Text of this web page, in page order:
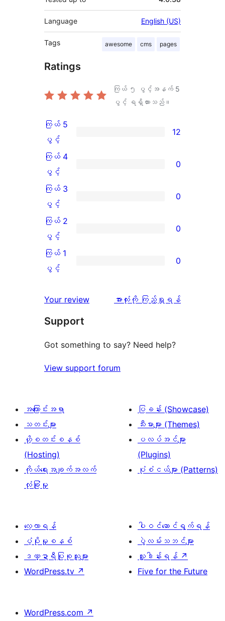
Language English (US)
Tags awesome cms pages
Ratings
ကြယ် ၅ ပွင့်အနက် 5
ပွင့် ရရှိထားသည်။
ကြယ်
5
ပွင့်
အဆင့်
သုံးသပ်
ကြယ် 5
ပွင့်
12
ကြယ်
4
ပွင့်
အဆင့်
သုံးသပ်
ကြယ် 4
ပွင့်
0
ကြယ်
3
ပွင့်
အဆင့်
သုံးသပ်
ကြယ် 3
ပွင့်
0
ကြယ်
2
ပွင့်
သုံးသပ်
0
စောင်
ကြယ် 2
ပွင့်
0
ကြယ်
ပွင့်
သုံးသပ်
ချက်
စောင်
ကြယ် 1
ပွင့်
0
Your review
သုံးသပ်
အားလုံးကို ကြည့်ရှုရန်
Support
Got something to say? Need help?
View support forum
အကြောင်းအရာ
သတင်းများ
ဟို့စတင်းစနစ်
(Hosting)
ကိုယ်ရေးအချက်အလက်
လုံခြုံမှု
ပြခန်း (Showcase)
သီးမားများ (Themes)
ပလပ်အင်များ
(Plugins)
ပုံစံငယ်များ (Patterns)
လေ့လာရန်
ပံ့ပိုးမှုစနစ်
ဒဏ္ဍာရီပြုစုသူများ
WordPress.tv ↗
ပါဝင်ဆောင်ရွက်ရန်
ပွဲလမ်းသဘင်များ
လှူဒါန်းရန် ↗
Five for the Future
WordPress.com ↗